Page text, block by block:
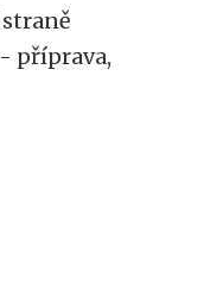
příprava,